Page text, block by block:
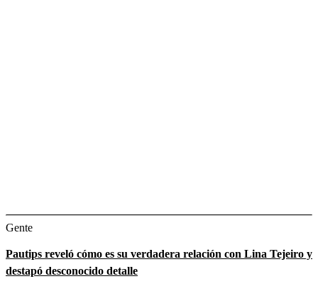
Gente
Pautips reveló cómo es su verdadera relación con Lina Tejeiro y
destapó desconocido detalle